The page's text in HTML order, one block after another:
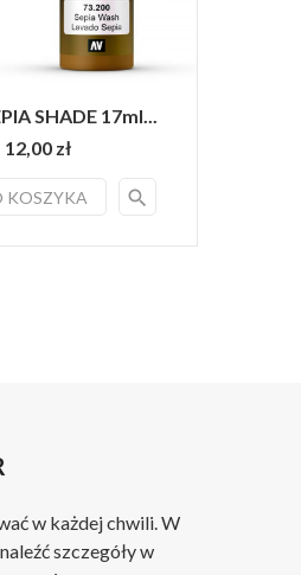
SHADE 17ml...
12,00 zł
KOSZYKA search
w każdej chwili. W
szczegóły w